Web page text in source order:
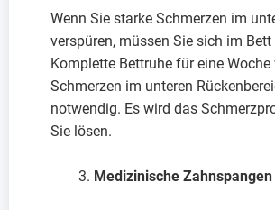
Wenn Sie starke Schmerzen im
verspüren, müssen Sie sich im Bett
Komplette Bettruhe für eine Woche
Schmerzen im unteren
notwendig. Es wird das
Sie lösen.
Medizinische Zahnspangen